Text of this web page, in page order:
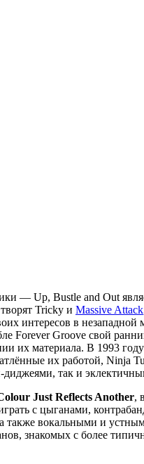
— Up, Bustle and Out
Tricky и Massive Attack
интересов в незападной
Forever Groove свой
их материала. В 1993
их работой, Ninja
так и
Just Reflects Another,
с цыганами,
вокальными и
знакомых с более